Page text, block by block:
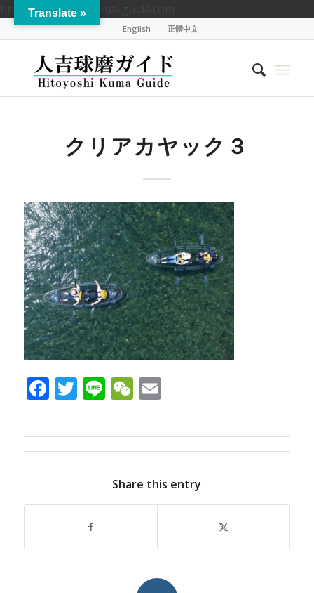
https://hitoyoshikuma-guide.com
English 正體中文
クリアカヤック３
Facebook
Twitter
LineWeChat
Email
Share this entry
Translate »